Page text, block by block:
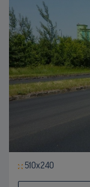
510x240